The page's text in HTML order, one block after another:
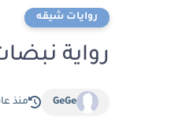
روايات شيقه
رواية نبضات
GeGe منذ